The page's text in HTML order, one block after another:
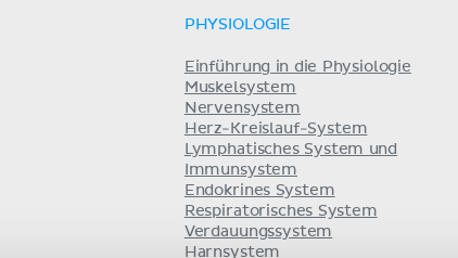
PHYSIOLOGIE
Einführung in die Physiologie
Muskelsystem
Nervensystem
Herz-Kreislauf-System
Lymphatisches System und
Immunsystem
Endokrines System
Respiratorisches System
Verdauungssystem
Harnsystem